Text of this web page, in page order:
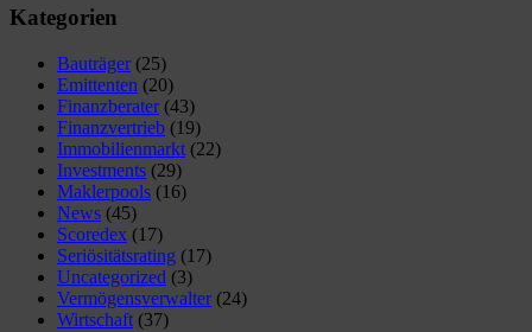
Kategorien
Bauträger(25)
Emittenten (20)
Finanzberater(43)
Finanzvertrieb (19)
Immobilienmarkt (22)
Investments (29)
Maklerpools (16)
News (45)
Scoredex (17)
Seriösitätsrating (17)
Uncategorized (3)
Vermögensverwalter(24)
Wirtschaft (37)